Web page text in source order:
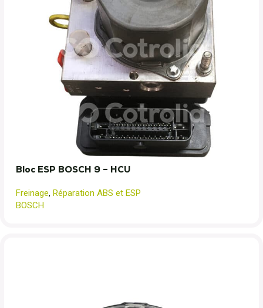
Bloc ESP BOSCH 9 – HCU
Freinage, Réparation ABS et ESP
BOSCH